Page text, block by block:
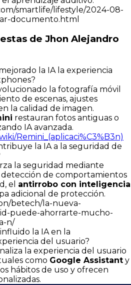
smartlife/lifestyle/2024-08-
documento.html
de Jhon Alejandro
la IA la experiencia
la fotografía móvil
de escenas, ajustes
la calidad de imagen.
restauran fotos antiguas o
IA avanzada.
Remini_(aplicaci%C3%B3n)
la IA a la seguridad de
la seguridad mediante
de comportamientos
el antirrobo con inteligencia
adicional de protección.
betech/la-nueva-
puede-ahorrarte-mucho-
n/
la IA en la
del usuario?
la experiencia del usuario
como Google Assistant y
hábitos de uso y ofrecen